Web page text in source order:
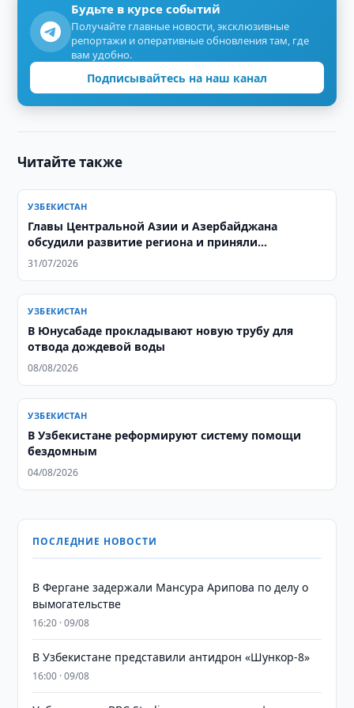
Будьте в курсе событий
Получайте главные новости, эксклюзивные
репортажи и оперативные обновления там, где
вам удобно.
Подписывайтесь на наш канал
Читайте также
УЗБЕКИСТАН
Главы Центральной Азии и Азербайджана
обсудили развитие региона и приняли
совместную декларацию
31/07/2026
УЗБЕКИСТАН
В Юнусабаде прокладывают новую трубу для
отвода дождевой воды
08/08/2026
УЗБЕКИСТАН
В Узбекистане реформируют систему помощи
бездомным
04/08/2026
ПОСЛЕДНИЕ НОВОСТИ
В Фергане задержали Мансура Арипова по делу о
вымогательстве
16:20 · 09/08
В Узбекистане представили антидрон «Шункор-8»
16:00 · 09/08